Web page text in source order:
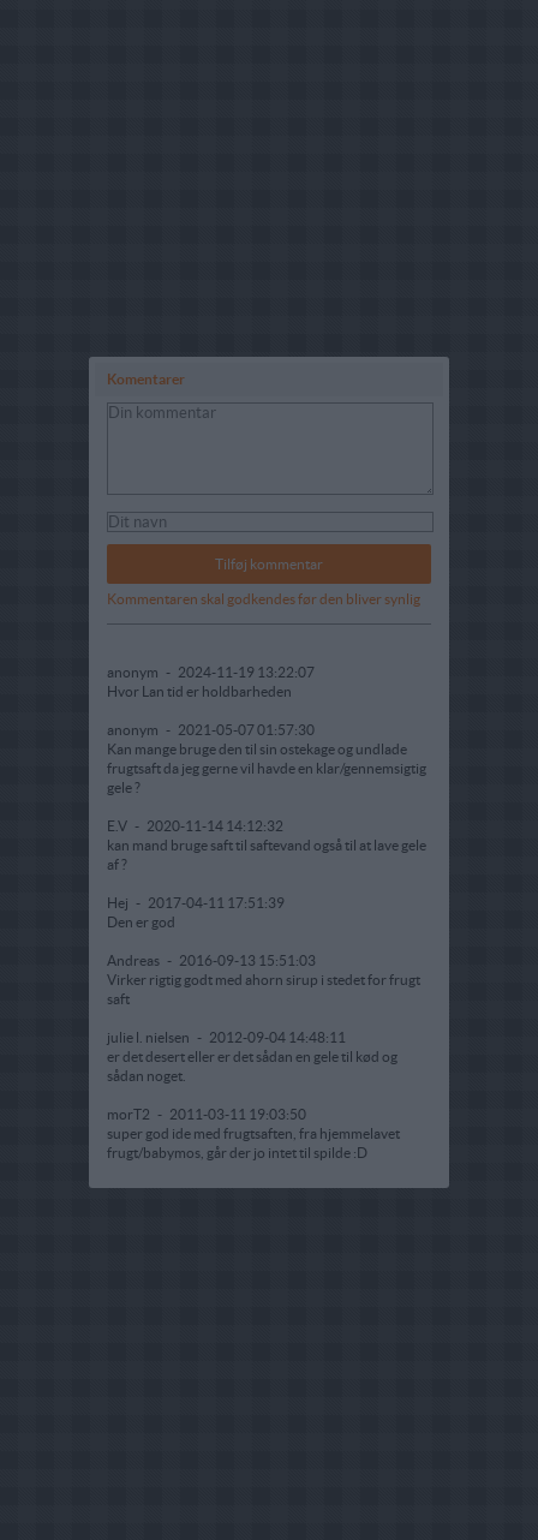
Komentarer
Kommentaren skal godkendes før den bliver synlig
anonym - 2024-11-19 13:22:07
Hvor Lan tid er holdbarheden
anonym - 2021-05-07 01:57:30
Kan mange bruge den til sin ostekage og undlade
frugtsaft da jeg gerne vil havde en klar/gennemsigtig
gele ?
E.V - 2020-11-14 14:12:32
kan mand bruge saft til saftevand også til at lave gele
af ?
Hej - 2017-04-11 17:51:39
Den er god
Andreas - 2016-09-13 15:51:03
Virker rigtig godt med ahorn sirup i stedet for frugt
saft
julie l. nielsen - 2012-09-04 14:48:11
er det desert eller er det sådan en gele til kød og
sådan noget.
morT2 - 2011-03-11 19:03:50
super god ide med frugtsaften, fra hjemmelavet
frugt/babymos, går der jo intet til spilde :D